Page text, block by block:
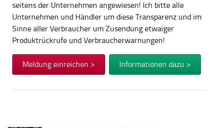
seitens der Unternehmen angewiesen! Ich bitte alle
Unternehmen und Händler um diese Transparenz und im
Sinne aller Verbraucher um Zusendung etwaiger
Produktrückrufe und Verbraucherwarnungen!
Meldung einreichen > Informationen dazu >